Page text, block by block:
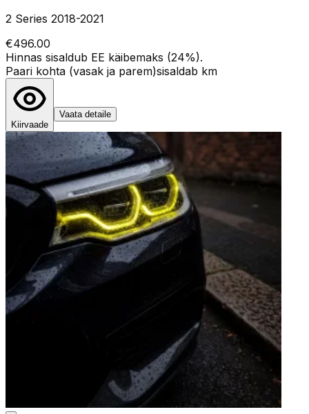
2 Series 2018-2021
€496.00
Hinnas sisaldub EE käibemaks (24%).
Paari kohta (vasak ja parem)sisaldab km
Kiirvaade
Vaata detaile